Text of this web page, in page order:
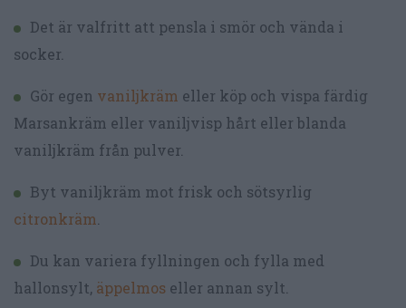
Det är valfritt att pensla i smör och vända i
socker.
Gör egen vaniljkräm eller köp och vispa färdig
Marsankräm eller vaniljvisp hårt eller blanda
vaniljkräm från pulver.
Byt vaniljkräm mot frisk och sötsyrlig
citronkräm
Du kan variera fyllningen och fylla med
hallonsylt, äppelmos eller annan sylt.